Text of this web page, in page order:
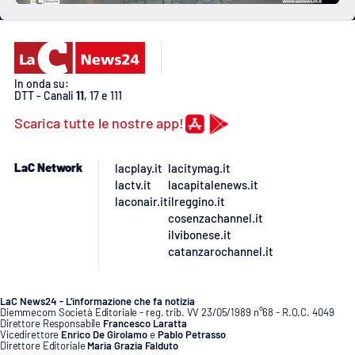
In onda su:
DTT - Canali 11, 17 e 111
Scarica tutte le nostre app!
LaC Network
lacplay.it
lactv.it
laconair.it
lacitymag.it
lacapitalenews.it
ilreggino.it
cosenzachannel.it
ilvibonese.it
catanzarochannel.it
LaC News24 - L’informazione che fa notizia
Diemmecom Società Editoriale - reg. trib. VV 23/05/1989 n°68 - R.O.C. 4049
Direttore Responsabile Francesco Laratta
Vicedirettore Enrico De GirolamoePablo Petrasso
Direttore Editoriale Maria Grazia Falduto